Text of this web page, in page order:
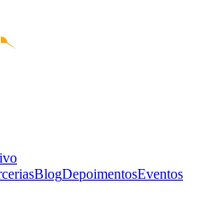
BlogDepoimentosEventos